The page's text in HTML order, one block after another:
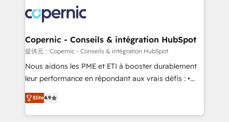
lasts. So if you're ready to become the most trusted
voice in your market, let’s talk.
worldwide, and with over 15 years in the ecosystem,
Huble has built a track record that speaks for itself.
One company, one operating model, delivering
across offices and consulting teams in the UK, USA,
Canada, Germany, France, Belgium, Singapore, and
South Africa. Certified compliant with ISO/IEC
international offices and 175+ employees.
Copernic - Conseils & intégration HubSpot
提供元：Copernic - Conseils & intégration HubSpot
Nous aidons les PME et ETI à booster durablement
leur performance en répondant aux vrais défis : •
Intégration de HubSpot avec d’autres outils (ERP,
téléphonie, etc.) • Alignement des équipes grâce à un
outil et des données partagées • Amélioration de la
Elite4.9